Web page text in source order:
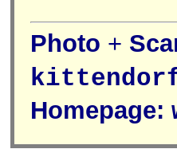
Photo +
Homepage: